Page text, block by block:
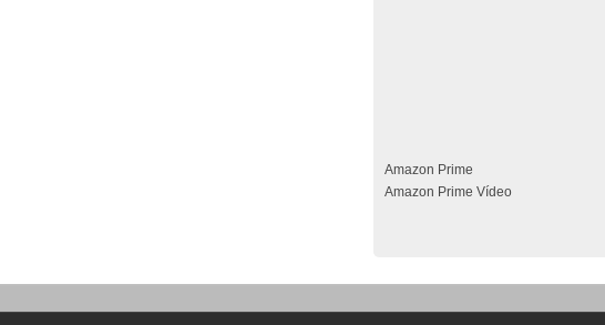
Amazon Prime
Amazon Prime Vídeo